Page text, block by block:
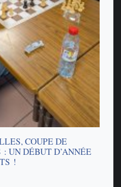
COUPE DE
UN DÉBUT D’ANNÉE
!